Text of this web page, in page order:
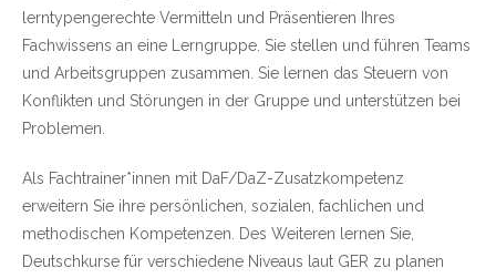
lerntypengerechte Vermitteln und Präsentieren Ihres
Fachwissens an eine Lerngruppe. Sie stellen und führen Teams
und Arbeitsgruppen zusammen. Sie lernen das Steuern von
Konflikten und Störungen in der Gruppe und unterstützen bei
Problemen.
Als Fachtrainer*innen mit DaF/DaZ-Zusatzkompetenz
erweitern Sie ihre persönlichen, sozialen, fachlichen und
methodischen Kompetenzen. Des Weiteren lernen Sie,
Deutschkurse für verschiedene Niveaus laut GER zu planen